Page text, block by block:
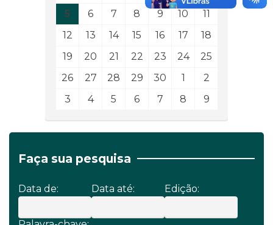
5
6 7 8 9 10
11
12
13 14 15 16 17
18
19
20 21 22 23 24
25
26
27 28 29 30 1
2
3
4 5 6 7 8 9
Faça sua pesquisa
Data de: Data até: Edição: